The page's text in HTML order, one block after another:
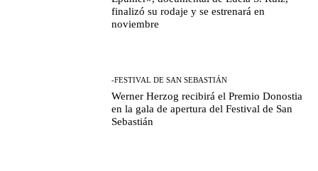
finalizó su rodaje y se estrenará en
noviembre
-FESTIVAL DE SAN SEBASTIÁN
Werner Herzog recibirá el Premio Donostia
en la gala de apertura del Festival de San
Sebastián